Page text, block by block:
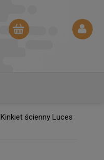
Kinkiet ścienny Luces